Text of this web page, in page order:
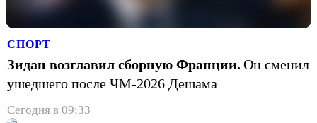
СПОРТ
Зидан возглавил сборную Франции. Он сменил
ушедшего после ЧМ-2026 Дешама
Сегодня в 09:33